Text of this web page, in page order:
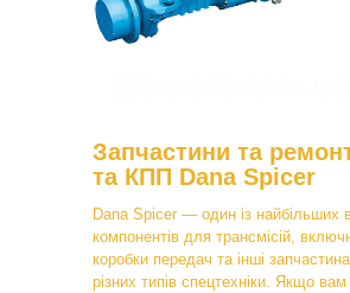
Запчастини та
та КПП Dana Spicer
Dana Spicer — один із найбільших
компонентів для трансмісій,
коробки передач та інші
різних типів спецтехніки. Якщо вам